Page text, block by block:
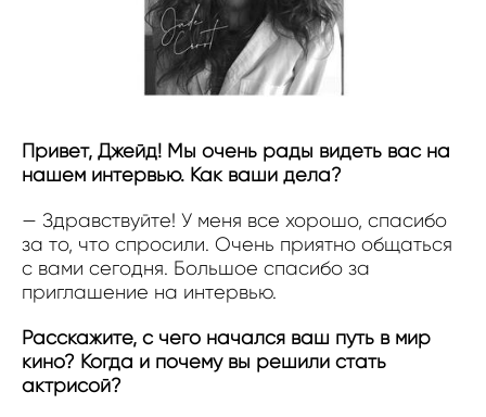
Привет, Джейд! Мы очень рады видеть вас на
нашем интервью. Как ваши дела?
— Здравствуйте! У меня все хорошо, спасибо
за то, что спросили. Очень приятно общаться
с вами сегодня. Большое спасибо за
приглашение на интервью.
Расскажите, с чего начался ваш путь в мир
кино? Когда и почему вы решили стать
актрисой?